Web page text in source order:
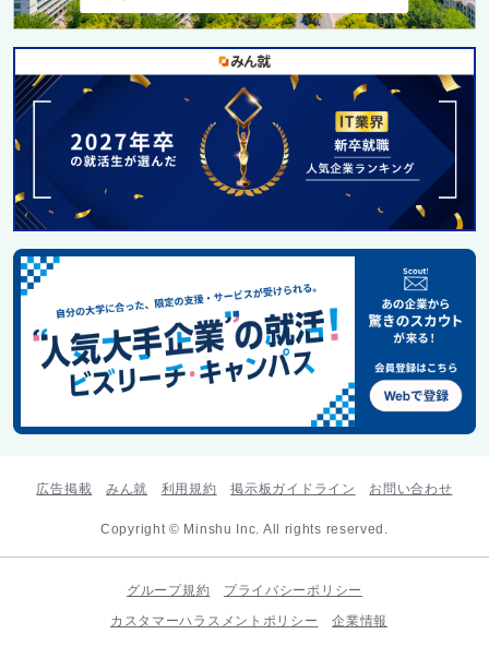
広告掲載 みん就 利用規約 掲示板ガイドライン お問い合わせ
Copyright © Minshu Inc. All rights reserved.
グループ規約
プライバシーポリシー
カスタマーハラスメントポリシー
企業情報